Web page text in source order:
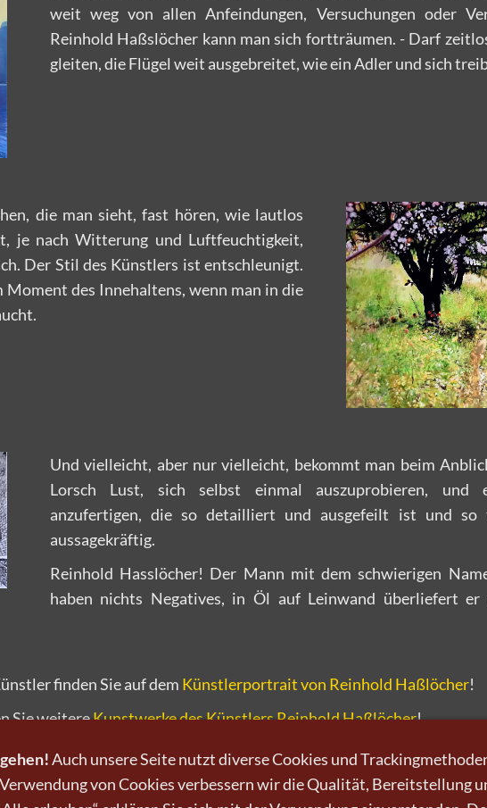
weit weg von allen Anfeindungen, Versuchungen oder
Reinhold Haßslöcher kann man sich fortträumen. - Darf
gleiten, die Flügel weit ausgebreitet, wie ein Adler und sich
die man sieht, fast hören, wie lautlos
je nach Witterung und Luftfeuchtigkeit,
Der Stil des Künstlers ist entschleunigt.
des Innehaltens, wenn man in die
Und vielleicht, aber nur vielleicht, bekommt man beim
Lorsch Lust, sich selbst einmal auszuprobieren, und
anzufertigen, die so detailliert und ausgefeilt ist und so
aussagekräftig.
Reinhold Hasslöcher! Der Mann mit dem schwierigen
haben nichts Negatives, in Öl auf Leinwand überliefert
finden Sie auf dem Künstlerportrait von Reinhold Haßlöcher!
Sie weitereKunstwerke des Künstlers Reinhold Haßlöcher!
Kunst kaufen Kunst verkaufenKontaktWirNewsletterDatenschutz
Auch unsere Seite nutzt diverse Cookies und
von Cookies verbessern wir die Qualität, Bereitstellung